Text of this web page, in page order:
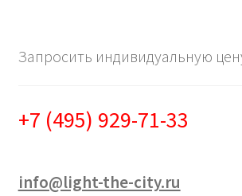
Запросить индивидуальную
+7 (495) 929-71-33
info@light-the-city.ru